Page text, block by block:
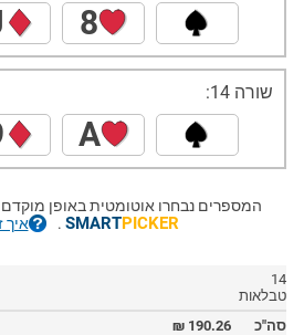
8
שורה 14:
A
המספרים נבחרו אוטומטית באופן
SMARTPICKER
. איך
14
טבלאות
סה"כ
190.26
₪